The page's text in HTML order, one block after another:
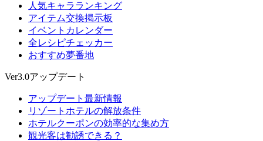
人気キャラランキング
アイテム交換掲示板
イベントカレンダー
全レシピチェッカー
おすすめ夢番地
Ver3.0アップデート
アップデート最新情報
リゾートホテルの解放条件
ホテルクーポンの効率的な集め方
観光客は勧誘できる？